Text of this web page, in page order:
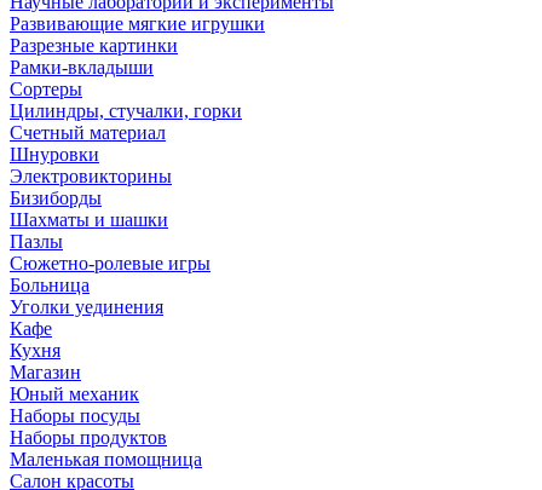
Развивающие мягкие игрушки
Разрезные картинки
Рамки-вкладыши
Сортеры
Цилиндры, стучалки, горки
Счетный материал
Шнуровки
Электровикторины
Бизиборды
Шахматы и шашки
Пазлы
Сюжетно-ролевые игры
Больница
Уголки уединения
Кафе
Кухня
Магазин
Юный механик
Наборы посуды
Наборы продуктов
Маленькая помощница
Салон красоты